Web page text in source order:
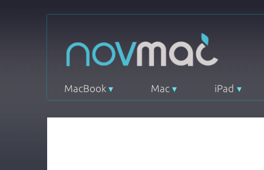
MacBook Mac iPad